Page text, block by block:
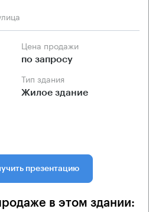
Цена продажи
по запросу
Тип здания
Жилое здание
презентацию
в этом здании: